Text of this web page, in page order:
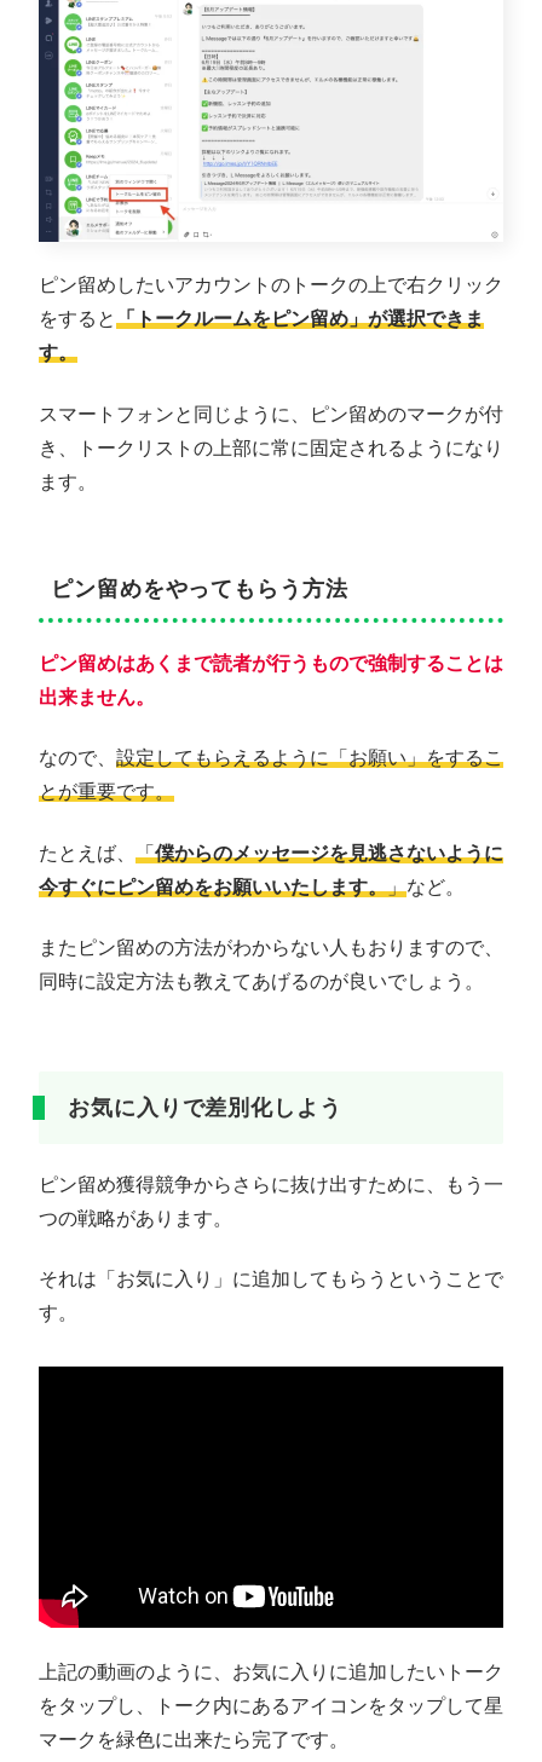
ピン留めしたいアカウントのトークの上で右クリック
をすると「トークルームをピン留め」が選択できま
す。
スマートフォンと同じように、ピン留めのマークが付
き、トークリストの上部に常に固定されるようになり
ます。
ピン留めをやってもらう方法
ピン留めはあくまで読者が行うもので強制することは
出来ません。
なので、 設定してもらえるように「お願い」をするこ
とが重要です。
たとえば、 「僕からのメッセージを見逃さないように
今すぐにピン留めをお願いいたします。」など。
またピン留めの方法がわからない人もおりますので、
同時に設定方法も教えてあげるのが良いでしょう。
お気に入りで差別化しよう
ピン留め獲得競争からさらに抜け出すために、もう一
つの戦略があります。
それは「お気に入り」に追加してもらうということで
す。
上記の動画のように、お気に入りに追加したいトーク
をタップし、トーク内にあるアイコンをタップして星
マークを緑色に出来たら完了です。